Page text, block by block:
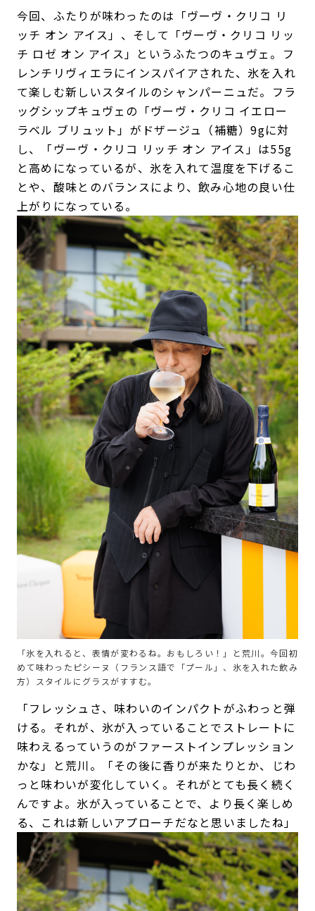
今回、ふたりが味わったのは「ヴーヴ・クリコ リ
ッチ オン アイス」、そして「ヴーヴ・クリコ リッ
チ ロゼ オン アイス」というふたつのキュヴェ。フ
レンチリヴィエラにインスパイアされた、氷を入れ
て楽しむ新しいスタイルのシャンパーニュだ。フラ
ッグシップキュヴェの「ヴーヴ・クリコ イエロー
ラベル ブリュット」がドザージュ（補糖）9gに対
し、「ヴーヴ・クリコ リッチ オン アイス」は55g
と高めになっているが、氷を入れて温度を下げるこ
とや、酸味とのバランスにより、飲み心地の良い仕
上がりになっている。
「氷を入れると、表情が変わるね。おもしろい！」と荒川。今回初
めて味わったピシーヌ（フランス語で「プール」、氷を入れた飲み
方）スタイルにグラスがすすむ。
「フレッシュさ、味わいのインパクトがふわっと弾
ける。それが、氷が入っていることでストレートに
味わえるっていうのがファーストインプレッション
かな」と荒川。「その後に香りが来たりとか、じわ
っと味わいが変化していく。それがとても長く続く
んですよ。氷が入っていることで、より長く楽しめ
る、これは新しいアプローチだなと思いましたね」